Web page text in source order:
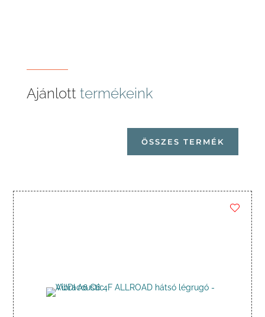
Ajánlott termékeink
ÖSSZES TERMÉK